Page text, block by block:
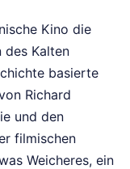
Kino die
des Kalten
basierte
Richard
und den
filmischen
Weicheres, ein